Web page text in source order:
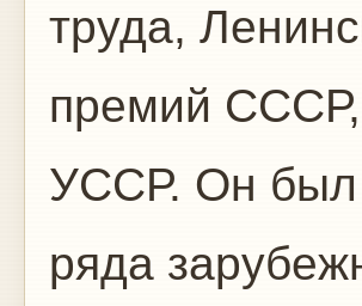
труда,
премий СССР,
УССР. Он был
ряда